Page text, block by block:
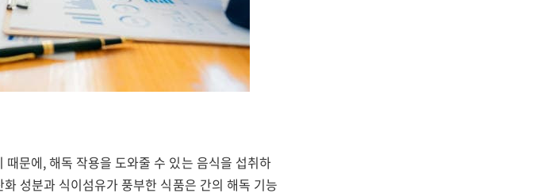
문에, 해독 작용을 도와줄 수 있는 음식을 섭취하
성분과 식이섬유가 풍부한 식품은 간의 해독 기능